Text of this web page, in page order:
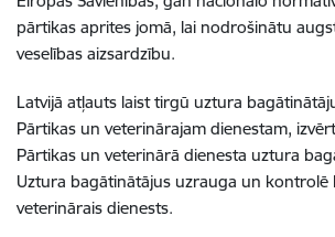
pārtikas aprites jomā, lai nodrošinātu
veselības aizsardzību.
Latvijā atļauts laist tirgū uztura
Pārtikas un veterinārajam dienestam,
Pārtikas un veterinārā dienesta uztura
Uztura bagātinātājus uzrauga un kontrolē
veterinārais dienests.